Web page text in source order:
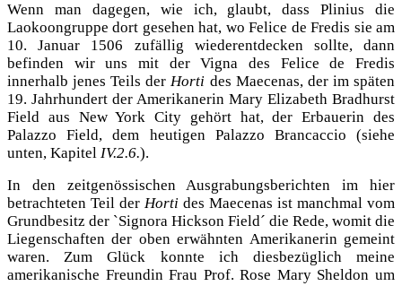
Wenn man dagegen, wie ich, glaubt, dass Plinius die
Laokoongruppe dort gesehen hat, wo Felice de Fredis sie am
10. Januar 1506 zufällig wiederentdecken sollte, dann
befinden wir uns mit der Vigna des Felice de Fredis
innerhalb jenes Teils derHorti des Maecenas, der im späten
19. Jahrhundert der Amerikanerin Mary Elizabeth Bradhurst
Field aus New York City gehört hat, der Erbauerin des
Palazzo Field, dem heutigen Palazzo Brancaccio (siehe
unten, Kapitel IV.2.6.).
In den zeitgenössischen Ausgrabungsberichten im hier
betrachteten Teil der Horti des Maecenas ist manchmal vom
Grundbesitz der `Signora Hickson Field´ die Rede, womit die
Liegenschaften der oben erwähnten Amerikanerin gemeint
waren. Zum Glück konnte ich diesbezüglich meine
amerikanische Freundin Frau Prof. Rose Mary Sheldon um